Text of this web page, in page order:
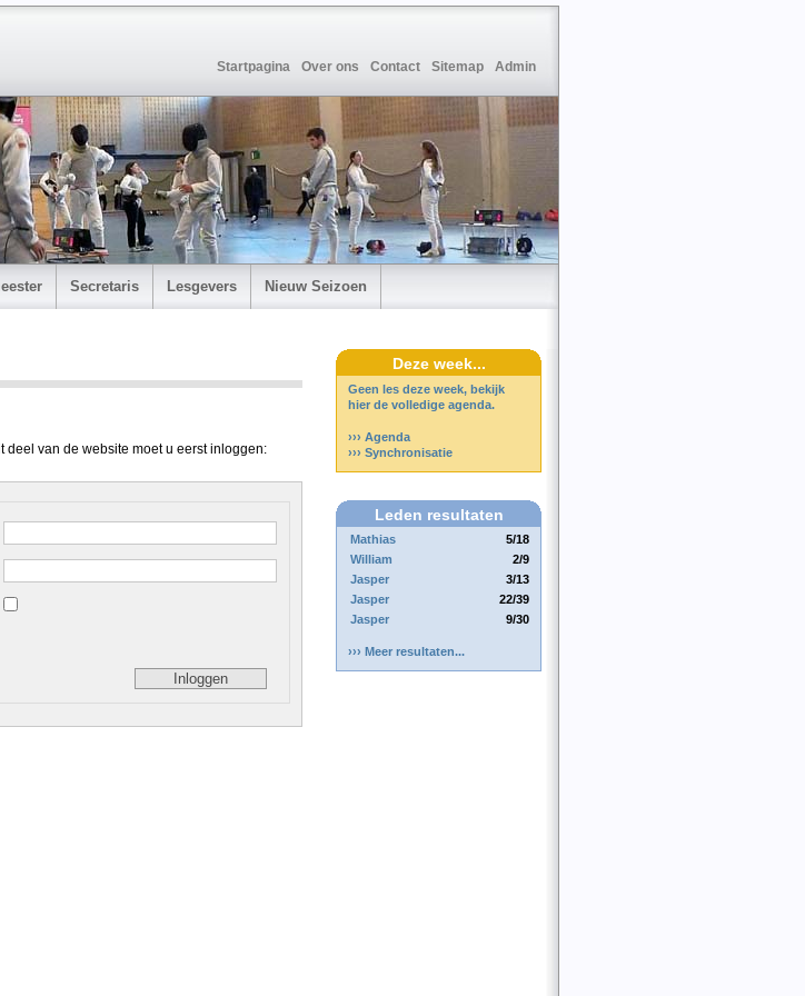
Startpagina Over ons Contact Sitemap Admin
Secretaris Lesgevers Nieuw Seizoen
deel van de website moet u eerst inloggen:
Deze week...
Geen les deze week, bekijk
hier de volledige agenda.
››› Agenda
››› Synchronisatie
Leden resultaten
5/18
Mathias
2/9
William
3/13
Jasper
22/39
Jasper
9/30
Jasper
››› Meer resultaten...